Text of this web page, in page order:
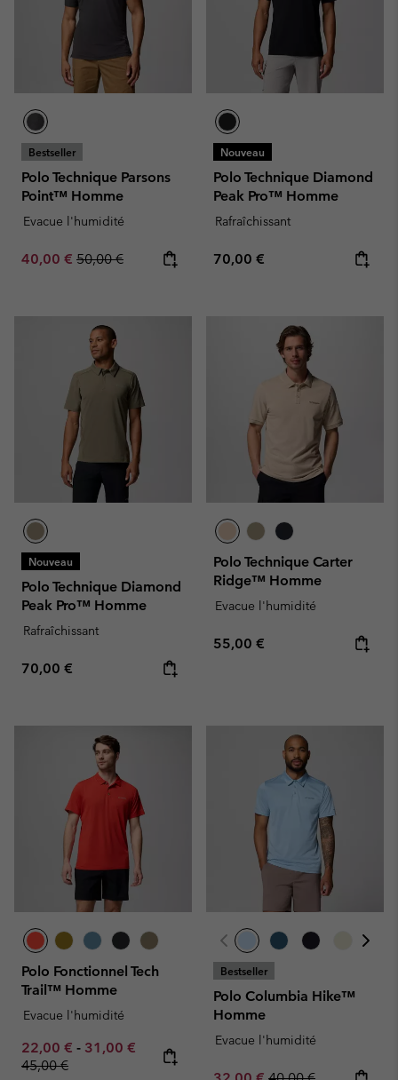
Bestseller
Polo Technique Parsons
Point™ Homme
Evacue l'humidité
Sale price:
40,00 € Regular price:
50,00 €
Nouveau
Polo Technique Diamond
Peak Pro™ Homme
Rafraîchissant
Regular price:
70,00 €
Nouveau
Polo Technique Diamond
Peak Pro™ Homme
Rafraîchissant
Regular price:
70,00 €
Polo Technique Carter
Ridge™ Homme
Evacue l'humidité
Regular price:
55,00 €
Polo Fonctionnel Tech
Trail™ Homme
Evacue l'humidité
Minimum sale price:
22,00 € - Maximum sale price:
31,00 € Regular price:
45,00 €
Bestseller
Polo Columbia Hike™
Homme
Evacue l'humidité